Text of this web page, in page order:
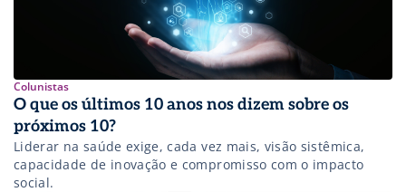
Colunistas
O que os últimos 10 anos nos dizem sobre os
próximos 10?
Liderar na saúde exige, cada vez mais, visão sistêmica,
capacidade de inovação e compromisso com o impacto
social.